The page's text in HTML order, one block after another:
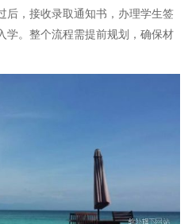
后，接收录取通知书，办理学生签
学。整个流程需提前规划，确保材